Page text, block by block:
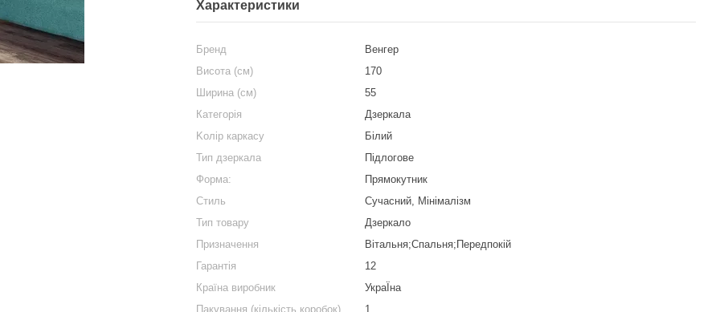
Характеристики
Бренд
Венгер
Висота (см)
170
Ширина (см)
55
Категорія
Дзеркала
Kолір каркасу
Білий
Тип дзеркала
Підлогове
Форма:
Прямокутник
Стиль
Сучасний, Мінімалізм
Тип товару
Дзеркало
Призначення
Вітальня;Спальня;Передпокій
Гарантія
12
Країна виробник
УкраЇна
Пакування (кількість коробок)
1